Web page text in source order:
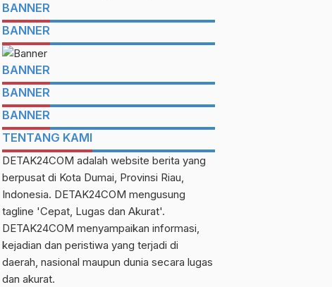
BANNER
BANNER
BANNER
BANNER
BANNER
TENTANG KAMI
DETAK24COM adalah website berita yang
berpusat di Kota Dumai, Provinsi Riau,
Indonesia. DETAK24COM mengusung
tagline 'Cepat, Lugas dan Akurat'.
DETAK24COM menyampaikan informasi,
kejadian dan peristiwa yang terjadi di
daerah, nasional maupun dunia secara lugas
dan akurat.